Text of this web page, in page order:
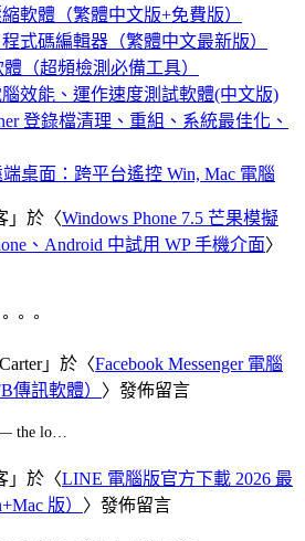
軟體（繁體中文版+免費版）
式碼編輯器（繁體中文最新版）
（超頻檢測必備工具）
腦效能、運作速度測試軟體(中文版)
登錄檔清理、重組、系統最佳化、
桌面：跨平台遙控 Win, Mac 電腦
」於〈Windows Phone 7.5 芒果模擬
、Android 中試用 WP 手機介面〉
。。
」於〈Facebook Messenger 電腦
傳訊軟體） 〉發佈留言
the lo…
」於〈LINE 電腦版官方下載 2026 最
版） 〉發佈留言